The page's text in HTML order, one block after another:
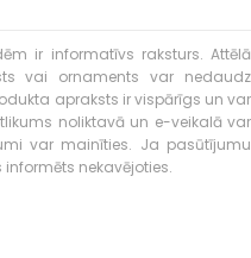
ir informatīvs raksturs. Attēlā
vai ornaments var nedaudz
apraksts ir vispārīgs un var
noliktavā un e-veikalā var
var mainīties. Ja pasūtījumu
informēts nekavējoties.